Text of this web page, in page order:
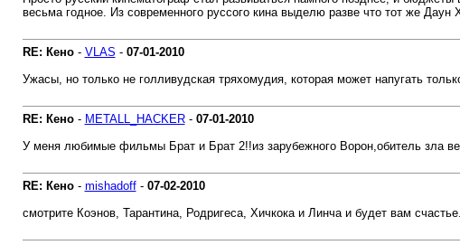
весьма годное. Из современного руссого кина выделю разве что тот же
RE: Кено- VLAS - 07-01-2010
Ужасы, но только не голливудская тряхомудия, которая может напугать
RE: Кено- METALL_HACKER- 07-01-2010
У меня любимые фильмы Брат и Брат 2!!из зарубежного Ворон,обитель зла
RE: Кено- mishadoff- 07-02-2010
смотрите Коэнов, Тарантина, Родригеса, Хичкока и Линча и будет вам счастье.